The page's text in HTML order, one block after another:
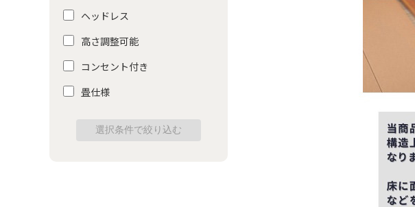
ヘッドレス
高さ調整可能
コンセント付き
畳仕様